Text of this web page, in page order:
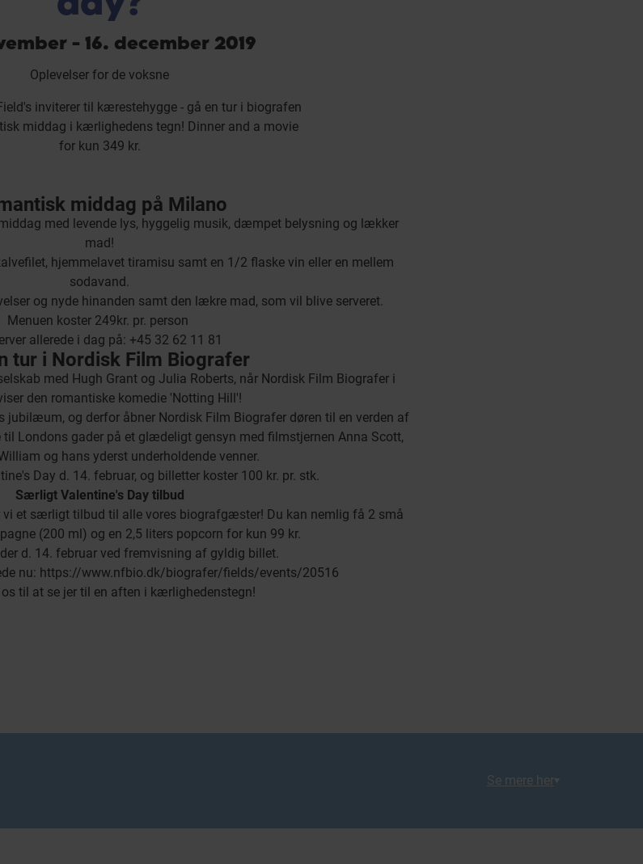
- 16. december 2019
Oplevelser for de voksne
inviterer til kærestehygge - gå en tur i biografen
middag i kærlighedens tegn! Dinner and a movie
for kun 349 kr.
middag på Milano
med levende lys, hyggelig musik, dæmpet belysning og lækker
mad!
hjemmelavet tiramisu samt en 1/2 flaske vin eller en mellem
sodavand.
og nyde hinanden samt den lækre mad, som vil blive serveret.
Menuen koster 249kr. pr. person
allerede i dag på: +45 32 62 11 81
tur i Nordisk Film Biografer
med Hugh Grant og Julia Roberts, når Nordisk Film Biografer i
den romantiske komedie 'Notting Hill'!
jubilæum, og derfor åbner Nordisk Film Biografer døren til en verden af
Londons gader på et glædeligt gensyn med filmstjernen Anna Scott,
og hans yderst underholdende venner.
Day d. 14. februar, og billetter koster 100 kr. pr. stk.
Særligt Valentine's Day tilbud
vi et særligt tilbud til alle vores biografgæster! Du kan nemlig få 2 små
(200 ml) og en 2,5 liters popcorn for kun 99 kr.
d. 14. februar ved fremvisning af gyldig billet.
nu: https://www.nfbio.dk/biografer/fields/events/20516
til at se jer til en aften i kærlighedenstegn!
Se mere her